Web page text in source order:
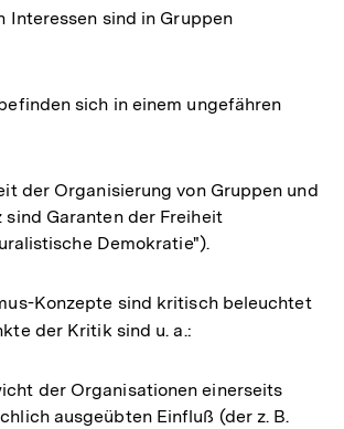
Interessen sind in Gruppen
sich in einem ungefähren
der Organisierung von Gruppen und
sind Garanten der Freiheit
Demokratie").
Konzepte sind kritisch beleuchtet
der Kritik sind u. a.:
der Organisationen einerseits
ausgeübten Einfluß (der z. B.